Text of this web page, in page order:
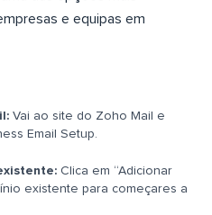
e equipas em
Vai ao site do Zoho Mail e
Email Setup.
Clica em “Adicionar
existente para começares a